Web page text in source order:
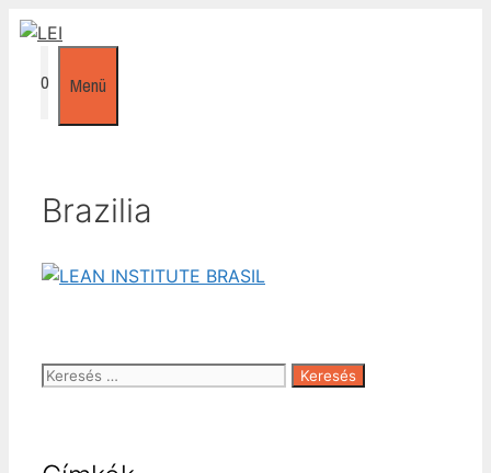
Kilépés
tartalomba
0 Menü
Brazilia
Keresés: